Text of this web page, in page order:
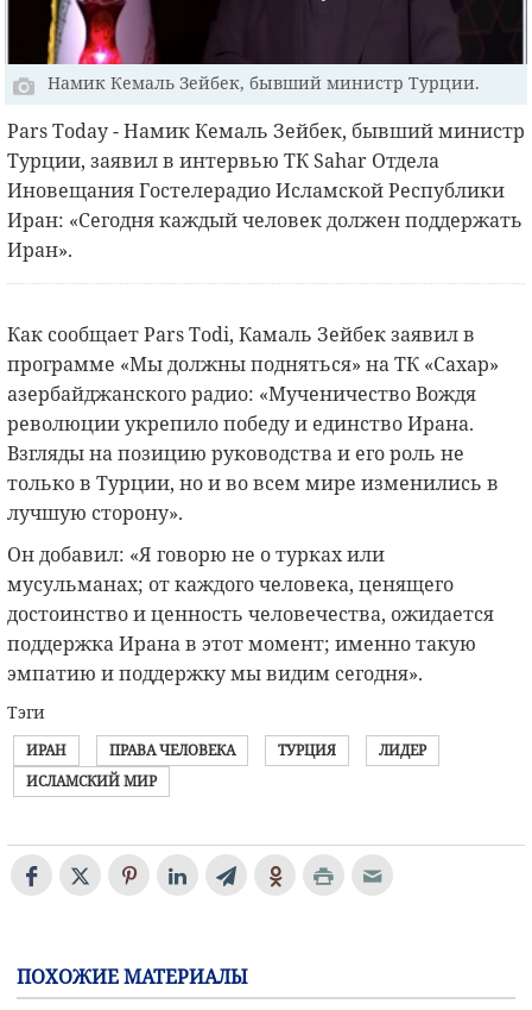
Намик Кемаль Зейбек, бывший министр Турции.
Pars Today - Намик Кемаль Зейбек, бывший министр
Турции, заявил в интервью ТК Sahar Отдела
Иновещания Гостелерадио Исламской Республики
Иран: «Сегодня каждый человек должен поддержать
Иран».
Как сообщает Pars Todi, Камаль Зейбек заявил в
программе «Мы должны подняться» на ТК «Сахар»
азербайджанского радио: «Мученичество Вождя
революции укрепило победу и единство Ирана.
Взгляды на позицию руководства и его роль не
только в Турции, но и во всем мире изменились в
лучшую сторону».
Он добавил: «Я говорю не о турках или
мусульманах; от каждого человека, ценящего
достоинство и ценность человечества, ожидается
поддержка Ирана в этот момент; именно такую ​​​​
эмпатию и поддержку мы видим сегодня».
Тэги
ИРАН ПРАВА ЧЕЛОВЕКА ТУРЦИЯ
ЛИДЕР
ИСЛАМСКИЙ МИР
ПОХОЖИЕ МАТЕРИАЛЫ